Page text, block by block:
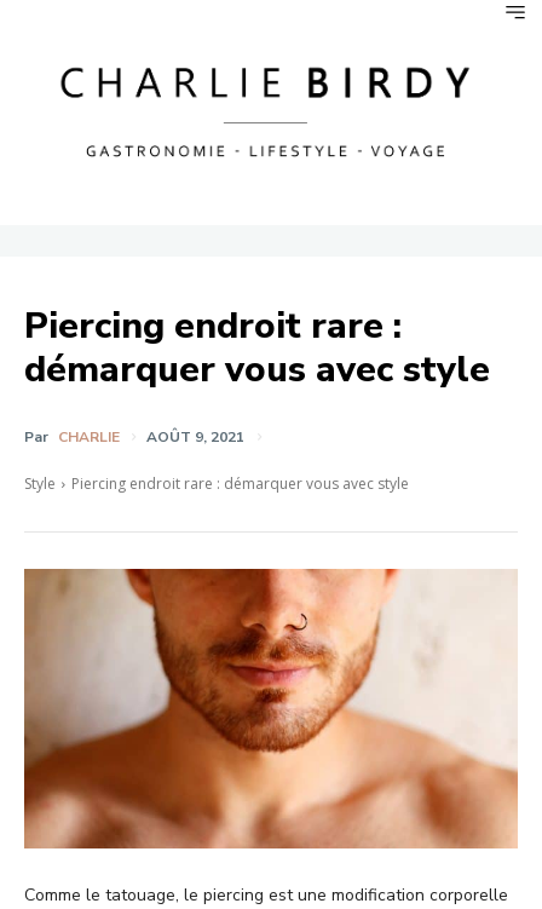
Piercing endroit rare :
démarquer vous avec style
Par CHARLIE AOÛT 9, 2021
Style Piercing endroit rare : démarquer vous avec style
Comme le tatouage, le piercing est une modification corporelle